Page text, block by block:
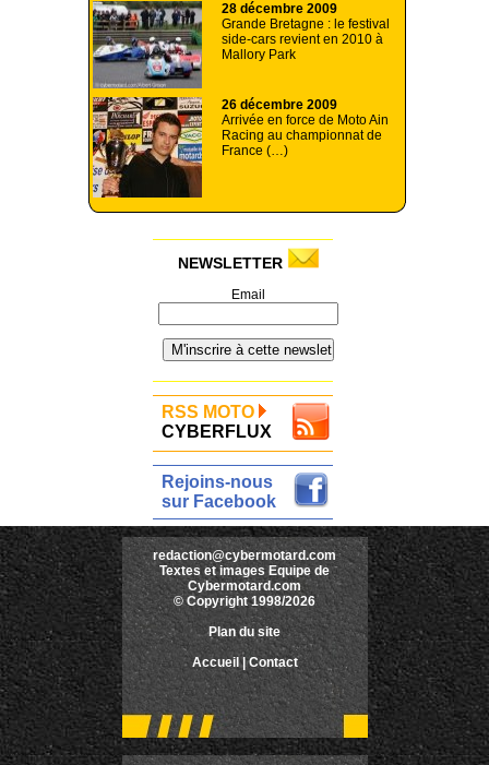
28 décembre 2009
Grande Bretagne : le festival
side-cars revient en 2010 à
Mallory Park
26 décembre 2009
Arrivée en force de Moto Ain
Racing au championnat de
France (…)
NEWSLETTER
Email
RSS MOTO
CYBERFLUX
Rejoins-nous
sur Facebook
redaction@cybermotard.com
Textes et images Equipe de
Cybermotard.com
© Copyright 1998/2026
Plan du site
Accueil |Contact